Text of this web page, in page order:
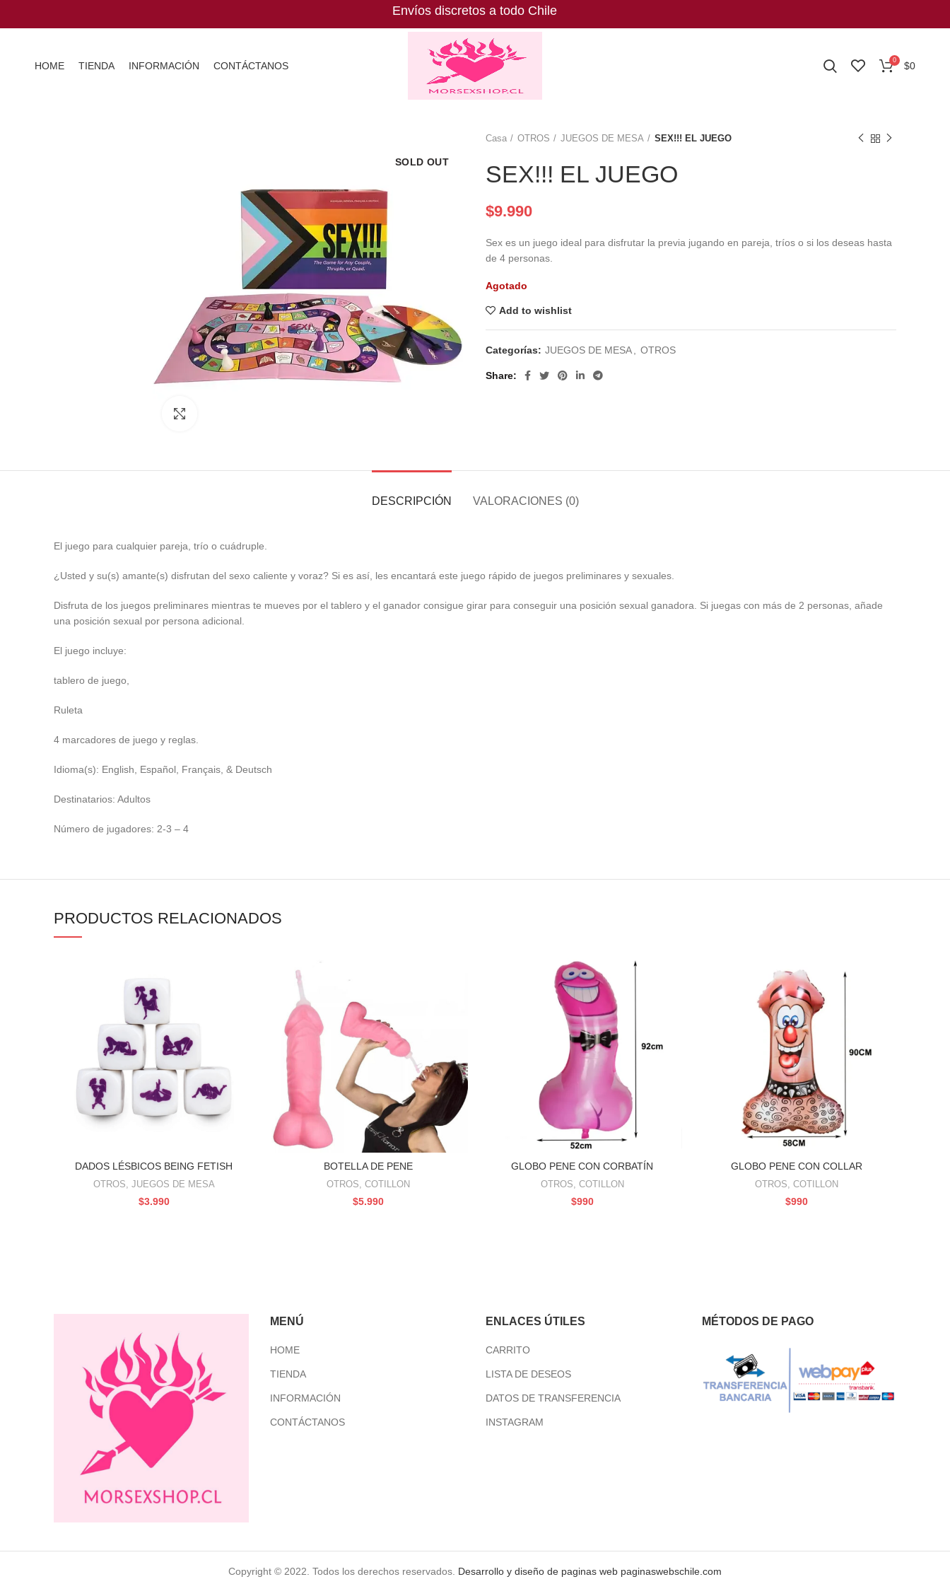
Envíos discretos a todo Chile
HOME TIENDA INFORMACIÓN CONTÁCTANOS 0 $0
SOLD OUT
Casa OTROS JUEGOS DE MESA SEX!!! EL JUEGO
SEX!!! EL JUEGO
$9.990
Sex es un juego ideal para disfrutar la previa jugando en pareja, tríos o si los deseas hasta
de 4 personas.
Agotado
Add to wishlist
Categorías: JUEGOS DE MESA OTROS
Share
DESCRIPCIÓN VALORACIONES (0)
El juego para cualquier pareja, trío o cuádruple.
¿Usted y su(s) amante(s) disfrutan del sexo caliente y voraz? Si es así, les encantará este juego rápido de juegos preliminares y sexuales.
Disfruta de los juegos preliminares mientras te mueves por el tablero y el ganador consigue girar para conseguir una posición sexual ganadora. Si juegas con más de 2 personas, añade
una posición sexual por persona adicional.
El juego incluye:
tablero de juego,
Ruleta
4 marcadores de juego y reglas.
Idioma(s): English, Español, Français, & Deutsch
Destinatarios: Adultos
Número de jugadores: 2-3 – 4
PRODUCTOS RELACIONADOS
AÑADIR AL CARRITO
DADOS LÉSBICOS BEING FETISH
OTROS, JUEGOS DE MESA
$3.990
AÑADIR AL CARRITO
BOTELLA DE PENE
OTROS, COTILLON
$5.990
AÑADIR AL CARRITO
GLOBO PENE CON CORBATÍN
OTROS, COTILLON
$990
AÑADIR AL CARRITO
GLOBO PENE CON COLLAR
OTROS, COTILLON
$990
MENÚ
HOME
TIENDA
INFORMACIÓN
CONTÁCTANOS
ENLACES ÚTILES
CARRITO
LISTA DE DESEOS
DATOS DE TRANSFERENCIA
INSTAGRAM
MÉTODOS DE PAGO
Copyright © 2022. Todos los derechos reservados. Desarrollo y diseño de paginas web paginaswebschile.com